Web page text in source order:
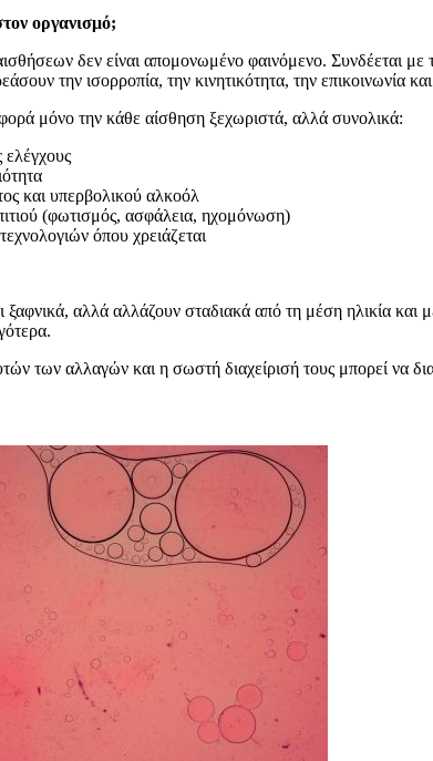
οργανισμό;
δεν είναι απομονωμένο φαινόμενο. Συνδέεται με
την ισορροπία, την κινητικότητα, την επικοινωνία
μόνο την κάθε αίσθηση ξεχωριστά, αλλά συνολικά:
ελέγχους
και υπερβολικού αλκοόλ
(φωτισμός, ασφάλεια, ηχομόνωση)
όπου χρειάζεται
ξαφνικά, αλλά αλλάζουν σταδιακά από τη μέση ηλικία
των αλλαγών και η σωστή διαχείρισή τους μπορεί να